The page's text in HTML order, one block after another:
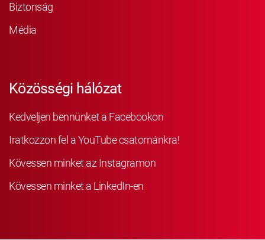
Biztonság
Média
Közösségi hálózat
Kedveljen bennünket a Facebookon
Iratkozzon fel a YouTube csatornánkra!
Kövessen minket az Instagramon
Kövessen minket a LinkedIn-en